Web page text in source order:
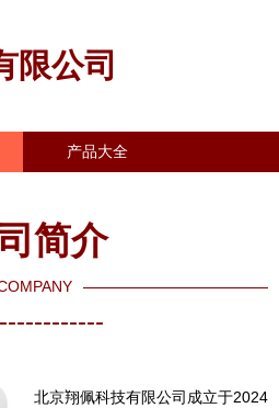
限公司
产品大全
简介
北京翔佩科技有限公司成立于2024